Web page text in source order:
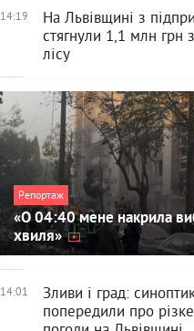
14:19
На Львівщині з
стягнули 1,1 млн грн
лісу
Репортаж
«О 04:40 мене накрила
хвиля»
14:01
Зливи і град:
попередили про